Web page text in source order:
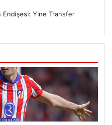
Endişesi: Yine Transfer